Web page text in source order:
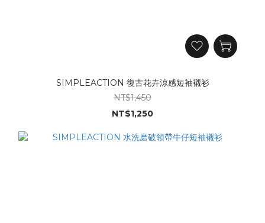
SIMPLEACTION 復古花卉涼感短袖襯衫
NT$1,450
NT$1,250